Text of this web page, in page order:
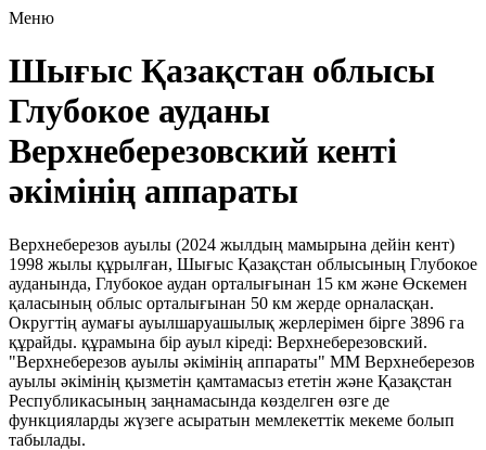
Меню
Шығыс Қазақстан облысы
Глубокое ауданы
Верхнеберезовский кенті
әкімінің аппараты
Верхнеберезов ауылы (2024 жылдың мамырына дейін кент)
1998 жылы құрылған, Шығыс Қазақстан облысының Глубокое
ауданында, Глубокое аудан орталығынан 15 км және Өскемен
қаласының облыс орталығынан 50 км жерде орналасқан.
Округтің аумағы ауылшаруашылық жерлерімен бірге 3896 га
құрайды. құрамына бір ауыл кіреді: Верхнеберезовский.
"Верхнеберезов ауылы әкімінің аппараты" ММ Верхнеберезов
ауылы әкімінің қызметін қамтамасыз ететін және Қазақстан
Республикасының заңнамасында көзделген өзге де
функцияларды жүзеге асыратын мемлекеттік мекеме болып
табылады.